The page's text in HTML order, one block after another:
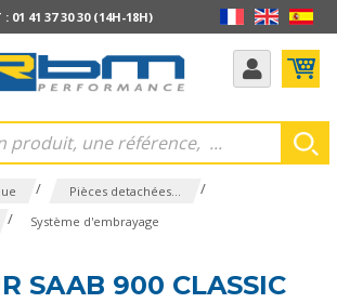
: 01 41 37 30 30 (14H-18H)
/ Pièces detachées... /
/ Système d'embrayage
SAAB 900 CLASSIC